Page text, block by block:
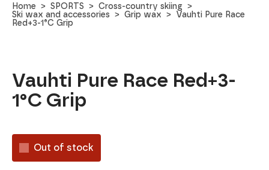
Home SPORTS
Cross-country skiing
Ski wax and accessories
Grip wax
Vauhti Pure Race
Red+3-1°C Grip
Vauhti Pure Race Red+3-
1°C Grip
Out of stock